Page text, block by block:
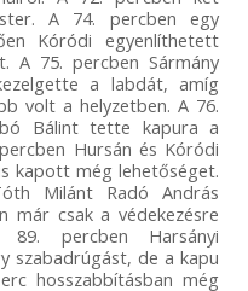
A 74. percben egy
Kóródi egyenlíthetett
A 75. percben Sármány
a labdát, amíg
volt a helyzetben. A 76.
Bálint tette kapura a
Hursán és Kóródi
kapott még lehetőséget.
Milánt Radó András
már csak a védekezésre
percben Harsányi
szabadrúgást, de a kapu
hosszabbításban még